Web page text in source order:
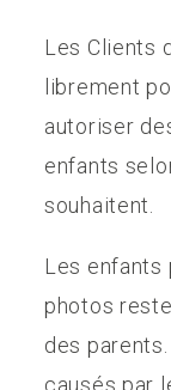
Les Clients
librement
autoriser
enfants
souhaitent.
Les enfants
photos
des
causés par